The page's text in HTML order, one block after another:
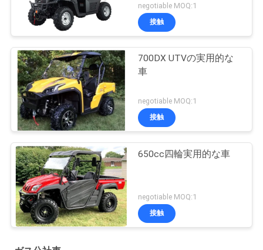
negotiable MOQ:1
接触
700DX UTVの実用的な
車
negotiable MOQ:1
接触
650cc四輪実用的な車
negotiable MOQ:1
接触